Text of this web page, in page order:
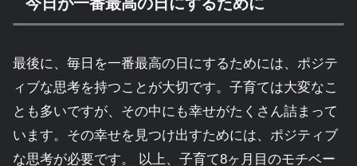
最後に、毎日を一番最高の日にするためには、ポジテ
ィブな思考を持つことが大切です。子育ては大変なこ
とも多いですが、その中にも幸せがたくさん詰まって
います。その幸せを見つけ出すためには、ポジティブ
な思考が必要です。 以上、子育て8ヶ月目のモチベー